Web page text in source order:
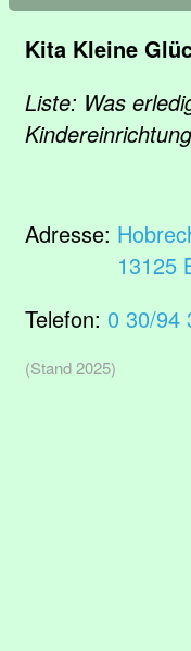
Kita Kleine
Liste: Was
Adresse:
13125
Telefon: 0 30/94
(Stand 2025)